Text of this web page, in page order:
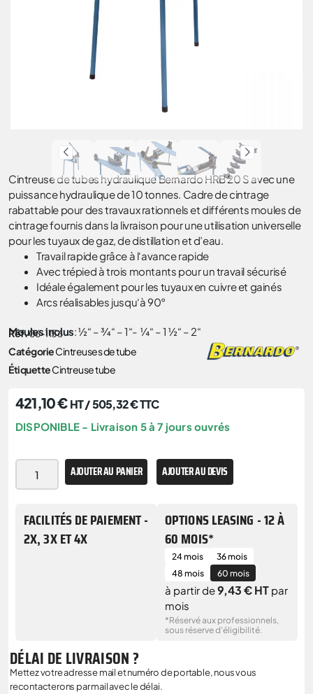
Cintreuse de tubes hydraulique Bernardo HRB 20 S avec une
puissance hydraulique de 10 tonnes. Cadre de cintrage
rabattable pour des travaux rationnels et différents moules de
cintrage fournis dans la livraison pour une utilisation universelle
pour les tuyaux de gaz, de distillation et d’eau.
Travail rapide grâce à l‘avance rapide
Avec trépied à trois montants pour un travail sécurisé
Idéale également pour les tuyaux en cuivre et gainés
Arcs réalisables jusqu‘à 90°
Moules inclus: ½“ – ¾“ – 1“- ¼“ – 1 ½“ – 2“
Réf.06-1156
CatégorieCintreuses de tube
ÉtiquetteCintreuse tube
421,10€ HT /505,32€TTC
DISPONIBLE - Livraison 5 à 7 jours ouvrés
AJOUTER AU PANIER AJOUTER AU DEVIS
FACILITÉS DE PAIEMENT -
2X, 3X ET 4X
OPTIONS LEASING - 12 À
60 MOIS*
24 mois
36 mois
48 mois
60 mois
à partir de9,43 € HT par
mois
*Réservé aux professionnels,
sous réserve d'éligibilité.
DÉLAI DE LIVRAISON ?
Mettez votre adresse mail et numéro de portable, nous vous
recontacterons par mail avec le délai.